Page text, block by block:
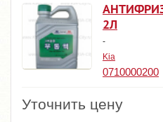
АНТИФРИЗ
2Л
-
Kia
0710000200
Уточнить цену